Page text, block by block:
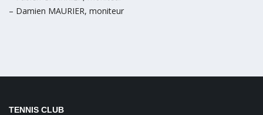
– Damien MAURIER, moniteur
TENNIS CLUB